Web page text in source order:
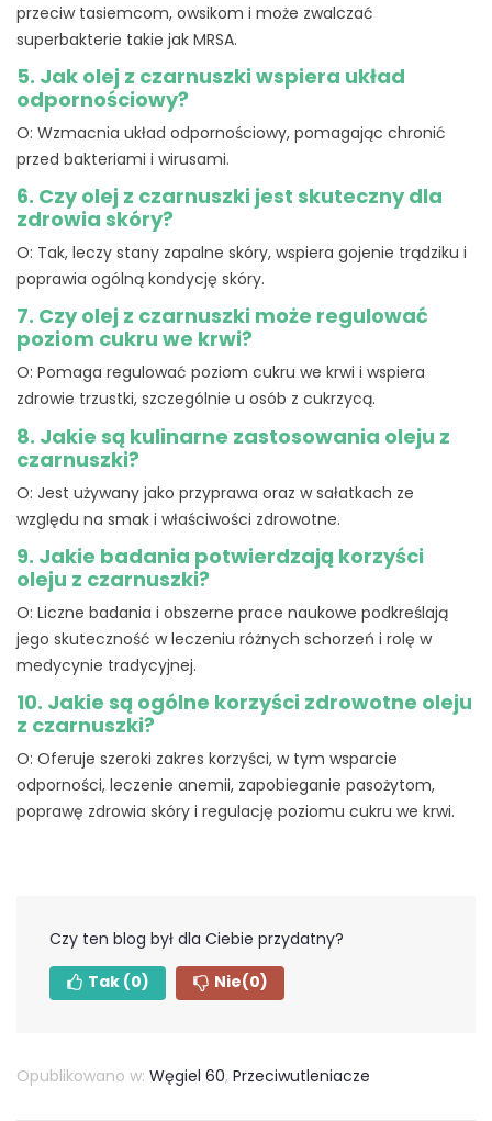
przeciw tasiemcom, owsikom i może zwalczać
superbakterie takie jak MRSA.
5. Jak olej z czarnuszki wspiera układ
odpornościowy?
O: Wzmacnia układ odpornościowy, pomagając chronić
przed bakteriami i wirusami.
6. Czy olej z czarnuszki jest skuteczny dla
zdrowia skóry?
O: Tak, leczy stany zapalne skóry, wspiera gojenie trądziku i
poprawia ogólną kondycję skóry.
7. Czy olej z czarnuszki może regulować
poziom cukru we krwi?
O: Pomaga regulować poziom cukru we krwi i wspiera
zdrowie trzustki, szczególnie u osób z cukrzycą.
8. Jakie są kulinarne zastosowania oleju z
czarnuszki?
O: Jest używany jako przyprawa oraz w sałatkach ze
względu na smak i właściwości zdrowotne.
9. Jakie badania potwierdzają korzyści
oleju z czarnuszki?
O: Liczne badania i obszerne prace naukowe podkreślają
jego skuteczność w leczeniu różnych schorzeń i rolę w
medycynie tradycyjnej.
10. Jakie są ogólne korzyści zdrowotne oleju
z czarnuszki?
O: Oferuje szeroki zakres korzyści, w tym wsparcie
odporności, leczenie anemii, zapobieganie pasożytom,
poprawę zdrowia skóry i regulację poziomu cukru we krwi.
Czy ten blog był dla Ciebie przydatny?
Tak (0) Nie(0)
Opublikowano w: Węgiel 60, Przeciwutleniacze